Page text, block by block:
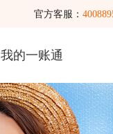
官方客服：
我的一账通